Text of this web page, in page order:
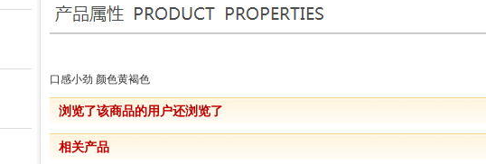
口感小劲 颜色黄褐色
浏览了该商品的用户还浏览了
相关产品